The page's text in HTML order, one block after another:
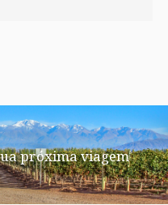
próxima viagem